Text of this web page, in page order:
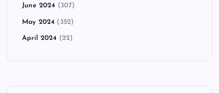
June 2024 (307)
May 2024 (352)
April 2024 (22)